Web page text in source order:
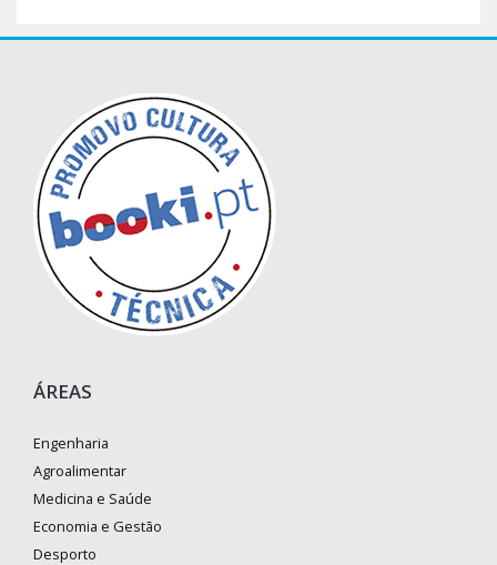
ÁREAS
Engenharia
Agroalimentar
Medicina e Saúde
Economia e Gestão
Desporto